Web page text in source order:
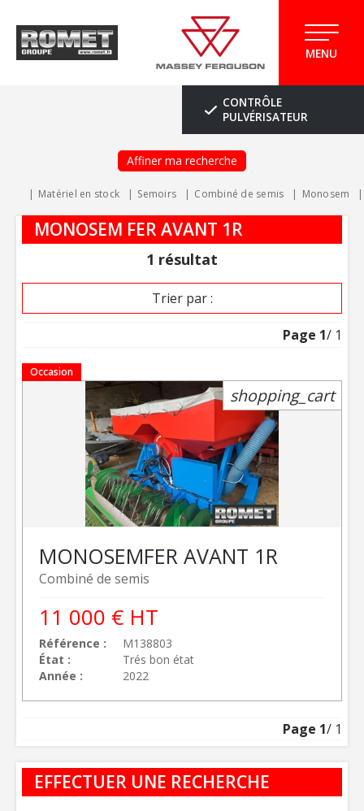
MENU
CONTRÔLE
PULVÉRISATEUR
Affiner ma recherche
Matériel en stock Semoirs Combiné de semis Monosem
MONOSEM FER AVANT 1R
1 résultat
Trier par :
Page 1/ 1
Occasion
Combiné de semis
MONOSEMFER AVANT 1R
Référence
M138803
État
Trés bon état
Année
2022
11 000 € HT
shopping_cart
Page 1/ 1
EFFECTUER UNE RECHERCHE